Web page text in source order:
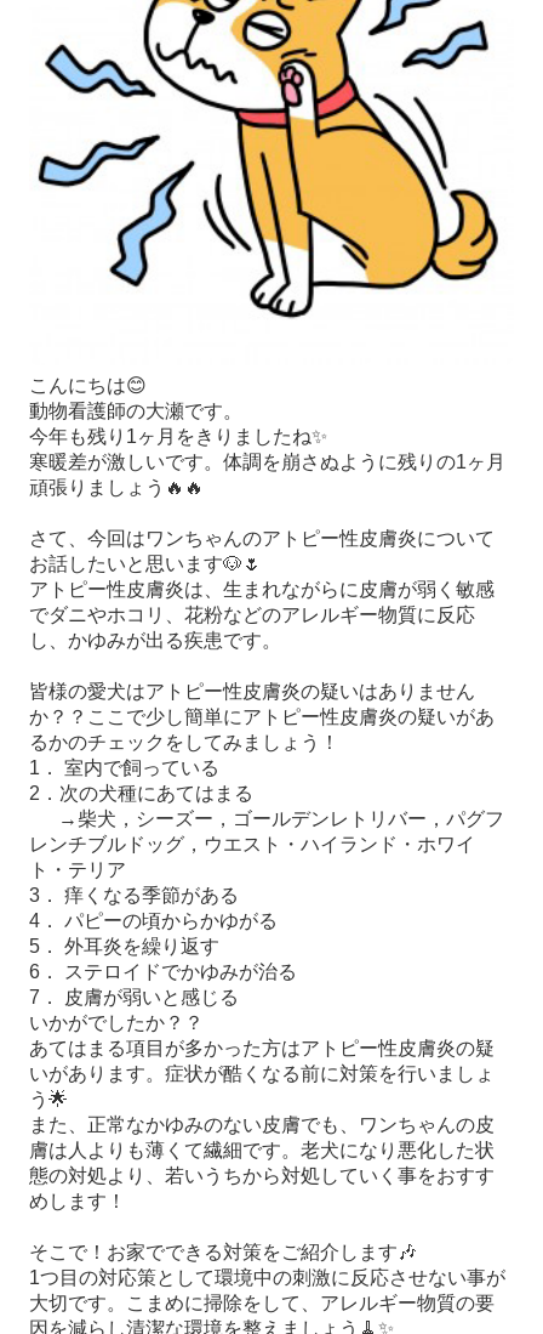
こんにちは😊
動物看護師の大瀬です。
今年も残り 1ヶ月をきりましたね✨
寒暖差が激しいです。体調を崩さぬように残りの1ヶ月
頑張りましょう 🔥🔥
さて、今回はワンちゃんのアトピー性皮膚炎について
お話したいと思います🐶🌷
アトピー性皮膚炎は、生まれながらに皮膚が弱く敏感
でダニやホコリ、花粉などのアレルギー物質に反応
し、かゆみが出る疾患です。
皆様の愛犬はアトピー性皮膚炎の疑いはありません
か？？ここで少し簡単にアトピー性皮膚炎の疑いがあ
るかのチェックをしてみましょう！
1 ．
室内で飼っている
2 ．次の犬種にあてはまる
→ 柴犬，シーズー，ゴールデンレトリバー，パグフ
レンチブルドッグ，ウエスト・ハイランド・ホワイ
ト・テリア
3 ．
痒くなる季節がある
4 ．
パピーの頃からかゆがる
5 ．
外耳炎を繰り返す
6 ．
ステロイドでかゆみが治る
7 ．
皮膚が弱いと感じる
いかがでしたか？？
あてはまる項目が多かった方はアトピー性皮膚炎の疑
いがあります。症状が酷くなる前に対策を行いましょ
う🌟
また、正常なかゆみのない皮膚でも、ワンちゃんの皮
膚は人よりも薄くて繊細です。老犬になり悪化した状
態の対処より、若いうちから対処していく事をおすす
めします！
そこで！お家でできる対策をご紹介します 🎶
1つ目の対応策として環境中の刺激に反応させない事が
大切です。こまめに掃除をして、アレルギー物質の要
因を減らし清潔な環境を整えましょう 🧹✨